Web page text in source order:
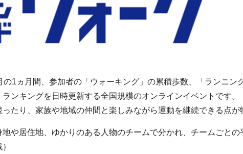
1ヵ月間、参加者の「ウォーキング」の累積歩数、「ランニン
ンキングを日時更新する全国規模のオンラインイベントです。
たり、家族や地域の仲間と楽しみながら運動を継続できる点が
や居住地、ゆかりのある人物のチームで分かれ、チームごとの